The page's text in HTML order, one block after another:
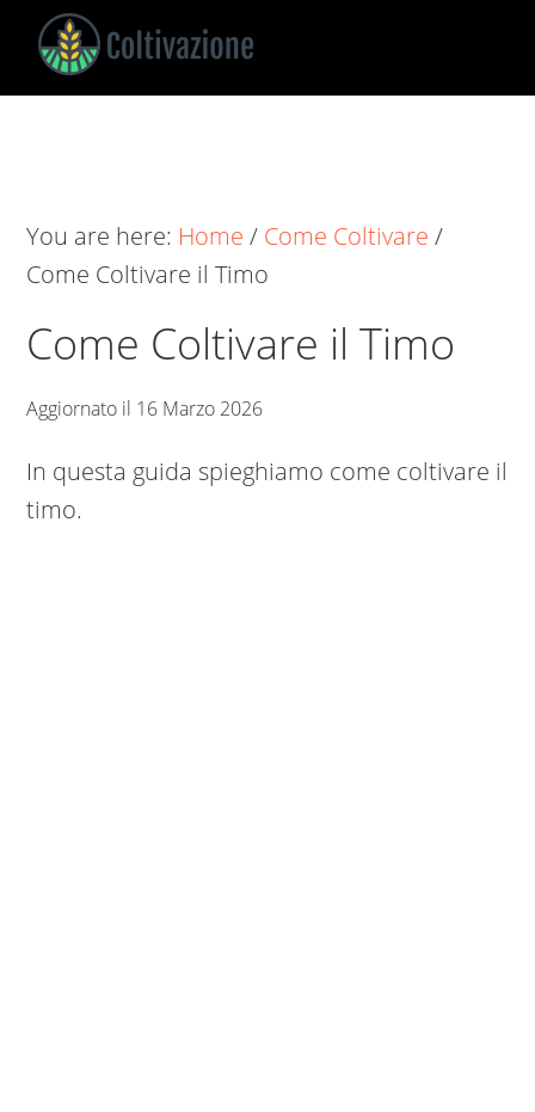
Skip
main
Skip
primary
Skip
footer
Coltivazione
Coltivare
You are here: Home / Come Coltivare /
Come Coltivare il Timo
Come Coltivare il Timo
Aggiornato il 16 Marzo 2026
In questa guida spieghiamo come coltivare il
timo.